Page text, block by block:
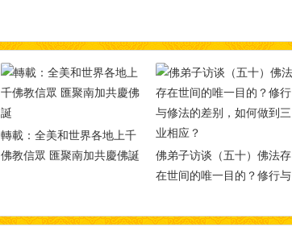
轉載：全美和世界各地上千
佛教信眾 匯聚南加共慶佛誕
佛弟子访谈（五十）佛法存
在世间的唯一目的？修行与
相应？